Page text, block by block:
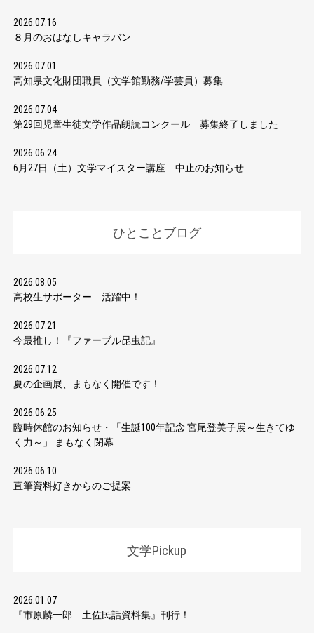
2026.07.16
８月のおはなしキャラバン
2026.07.01
高知県文化財団職員（文学館勤務/学芸員）募集
2026.07.04
第29回児童生徒文学作品朗読コンクール 募集終了しました
2026.06.24
6月27日（土）文学マイスター講座 中止のお知らせ
ひとことブログ
2026.08.05
高校生サポーター 活躍中！
2026.07.21
今最推し！『ファーブル昆虫記』
2026.07.12
夏の企画展、まもなく開催です！
2026.06.25
臨時休館のお知らせ・「生誕100年記念 宮尾登美子展～生きてゆ
く力～」 まもなく閉幕
2026.06.10
直筆資料好きからのご提案
文学Pickup
2026.01.07
『市原麟一郎 土佐民話資料集』刊行！